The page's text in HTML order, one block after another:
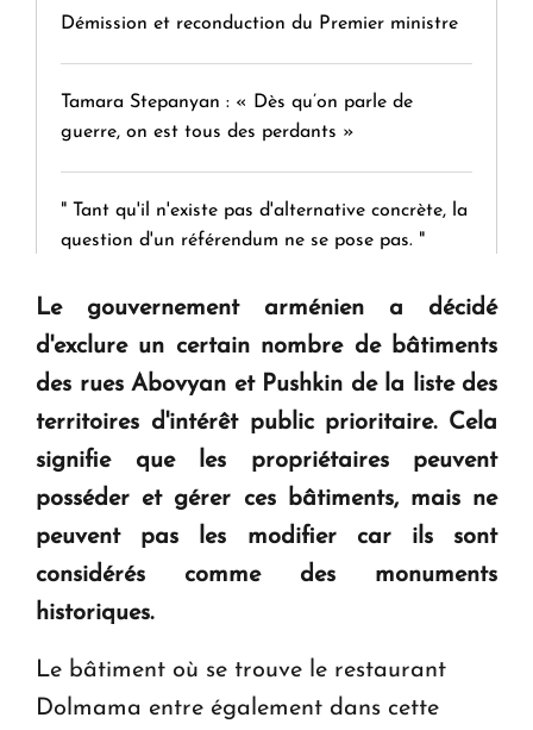
Démission et reconduction du Premier ministre
Tamara Stepanyan : « Dès qu’on parle de
guerre, on est tous des perdants »
" Tant qu'il n'existe pas d'alternative concrète, la
question d'un référendum ne se pose pas. "
KASA : 30 ans d'audace, de résilience et d'avenir
en Arménie
Le premier hôtel Hyatt Regency d'Arménie
ouvrira ses portes à Dilijan
Le gouvernement arménien a décidé
d'exclure un certain nombre de bâtiments
des rues Abovyan et Pushkin de la liste des
territoires d'intérêt public prioritaire. Cela
signifie que les propriétaires peuvent
posséder et gérer ces bâtiments, mais ne
peuvent pas les modifier car ils sont
considérés comme des monuments
historiques.
Le bâtiment où se trouve le restaurant
Dolmama entre également dans cette